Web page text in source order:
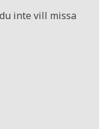
inte vill missa